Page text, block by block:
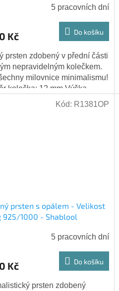
5 pracovních dní
Kč Do košíku
prsten zdobený v přední části
nepravidelným kolečkem.
milovnice minimalismu!
kolečka: 12 mm Výška
v dlaňové části: 1,5 mm
prsten s opálem - Velikost
925/1000 - Shablool
5 pracovních dní
Kč Do košíku
prsten zdobený
Kód: R1381OP